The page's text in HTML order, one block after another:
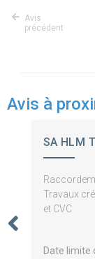
Avis
précédent
Avis à
SA HLM
Travaux
et CVC
Date limite